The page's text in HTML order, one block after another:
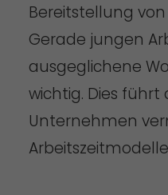
Bereitstellung
Gerade jungen
ausgeglichene
wichtig. Dies
Unternehmen